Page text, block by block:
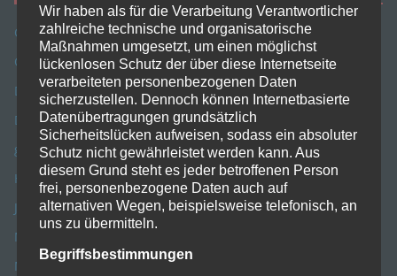
Caschys Blog
Contribook
Daniel Melzer
Dieter Thiess
getDigital
H.-J. Berndt
Jasbee
Meshtastic
Mobiflip.de
Wir haben als für die Verarbeitung Verantwortlicher
zahlreiche technische und organisatorische
Maßnahmen umgesetzt, um einen möglichst
lückenlosen Schutz der über diese Internetseite
verarbeiteten personenbezogenen Daten
sicherzustellen. Dennoch können Internetbasierte
Datenübertragungen grundsätzlich
Sicherheitslücken aufweisen, sodass ein absoluter
Schutz nicht gewährleistet werden kann. Aus
diesem Grund steht es jeder betroffenen Person
frei, personenbezogene Daten auch auf
alternativen Wegen, beispielsweise telefonisch, an
uns zu übermitteln.
Begriffsbestimmungen